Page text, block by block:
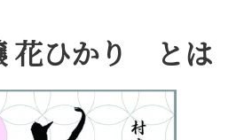
花ひかり とは